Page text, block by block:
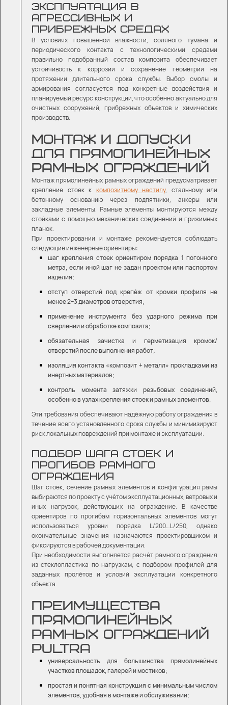
ЭКСПЛУАТАЦИЯ В
АГРЕССИВНЫХ И
ПРИБРЕЖНЫХ СРЕДАХ
В условиях повышенной влажности, соляного тумана и
периодического контакта с технологическими средами
правильно подобранный состав композита обеспечивает
устойчивость к коррозии и сохранение геометрии на
протяжении длительного срока службы. Выбор смолы и
армирования согласуется под конкретные воздействия и
планируемый ресурс конструкции, что особенно актуально для
очистных сооружений, прибрежных объектов и химических
производств.
МОНТАЖ И ДОПУСКИ
ДЛЯ ПРЯМОЛИНЕЙНЫХ
РАМНЫХ ОГРАЖДЕНИЙ
Монтаж прямолинейных рамных ограждений предусматривает
крепление стоек к композитному настилу, стальному или
бетонному основанию через подпятники, анкеры или
закладные элементы. Рамные элементы монтируются между
стойками с помощью механических соединений и прижимных
планок.
При проектировании и монтаже рекомендуется соблюдать
следующие инженерные ориентиры:
шаг крепления стоек ориентиром порядка 1 погонного
метра, если иной шаг не задан проектом или паспортом
изделия;
отступ отверстий под крепёж от кромки профиля не
менее 2–3 диаметров отверстия;
применение инструмента без ударного режима при
сверлении и обработке композита;
обязательная зачистка и герметизация кромок/
отверстий после выполнения работ;
изоляция контакта «композит + металл» прокладками из
инертных материалов;
контроль момента затяжки резьбовых соединений,
особенно в узлах крепления стоек и рамных элементов.
Эти требования обеспечивают надёжную работу ограждения в
течение всего установленного срока службы и минимизируют
риск локальных повреждений при монтаже и эксплуатации.
ПОДБОР ШАГА СТОЕК И
ПРОГИБОВ РАМНОГО
ОГРАЖДЕНИЯ
Шаг стоек, сечение рамных элементов и конфигурация рамы
выбираются по проекту с учётом эксплуатационных, ветровых и
иных нагрузок, действующих на ограждение. В качестве
ориентиров по прогибам горизонтальных элементов могут
использоваться уровни порядка L/200…L/250, однако
окончательные значения назначаются проектировщиком и
фиксируются в рабочей документации.
При необходимости выполняется расчёт рамного ограждения
из стеклопластика по нагрузкам, с подбором профилей для
заданных пролётов и условий эксплуатации конкретного
объекта.
ПРЕИМУЩЕСТВА
ПРЯМОЛИНЕЙНЫХ
РАМНЫХ ОГРАЖДЕНИЙ
PULTRA
универсальность для большинства прямолинейных
участков площадок, галерей и мостиков;
простая и понятная конструкция с минимальным числом
элементов, удобная в монтаже и обслуживании;